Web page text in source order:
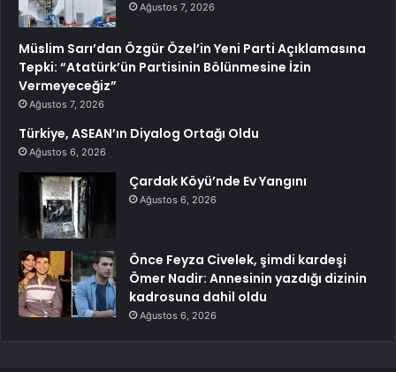
Ağustos 7, 2026
Müslim Sarı’dan Özgür Özel’in Yeni Parti Açıklamasına
Tepki: “Atatürk’ün Partisinin Bölünmesine İzin
Vermeyeceğiz”
Ağustos 7, 2026
Türkiye, ASEAN’ın Diyalog Ortağı Oldu
Ağustos 6, 2026
Çardak Köyü’nde Ev Yangını
Ağustos 6, 2026
Önce Feyza Civelek, şimdi kardeşi
Ömer Nadir: Annesinin yazdığı dizinin
kadrosuna dahil oldu
Ağustos 6, 2026